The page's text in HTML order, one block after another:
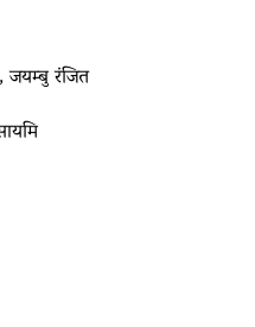
रंजित